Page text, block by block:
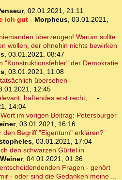
, 02.01.2021, 21:11
ich gut- Morpheus, 03.01.2021,
überzeugen! Warum sollte
wollen, der ohnehin nichts bewirken
, 03.01.2021, 08:47
"Konstruktionsfehler" der Demokratie
, 03.01.2021, 11:08
übersehen -
12:45
haftendes erst recht, ... -
14:04
im vorigen Beitrag: Petersburger
, 03.01.2021, 16:16
den Begriff "Eigentum" erklären?
, 03.01.2021, 17:04
den schwarzen Gürtel in
Weiner, 04.01.2021, 01:36
Fragen - gehört
- oder sind die Gedanken meine ...